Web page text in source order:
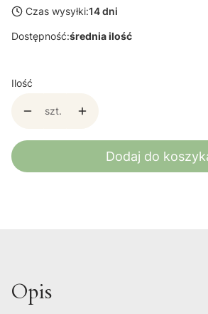
Czas wysyłki:14 dni
Dostępność:średnia ilość
Ilość
szt.
Dodaj do
Opis